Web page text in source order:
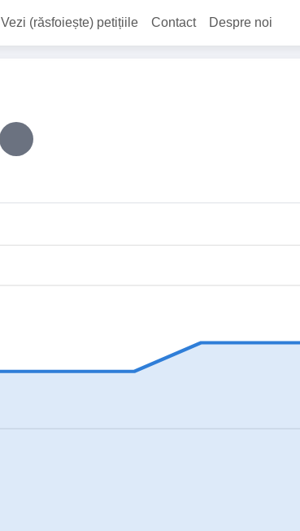
Vezi (răsfoiește) petițiile Contact Despre noi